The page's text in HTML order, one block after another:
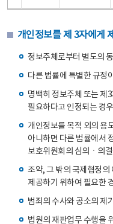
개인정보를 제 3자에게
정보주체로부터 별도의
다른 법률에 특별한 규정
명백히 정보주체 또는 제
필요하다고 인정되는 경우
개인정보를 목적 외의 용
아니하면 다른 법률에서
보호위원회의 심의ㆍ의
조약, 그 밖의 국제협정의
제공하기 위하여 필요한
범죄의 수사와 공소의 제
법원의 재판업무 수행을